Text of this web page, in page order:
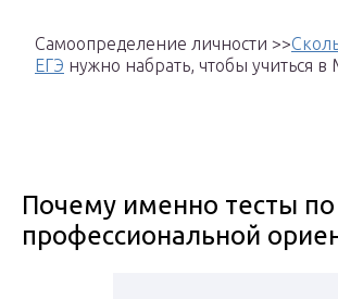
Самоопределение личности >>
ЕГЭ нужно набрать, чтобы учиться в
Почему именно тесты по
профессиональной